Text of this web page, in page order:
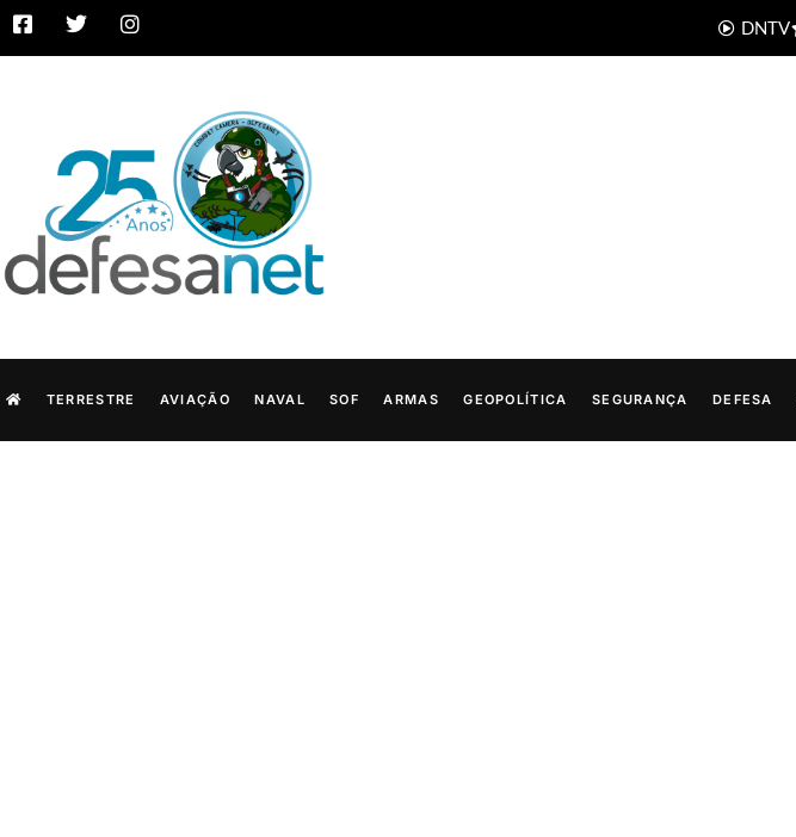
DNTV
TERRESTRE AVIAÇÃO NAVAL SOF ARMAS GEOPOLÍTICA SEGURANÇA DEFESA